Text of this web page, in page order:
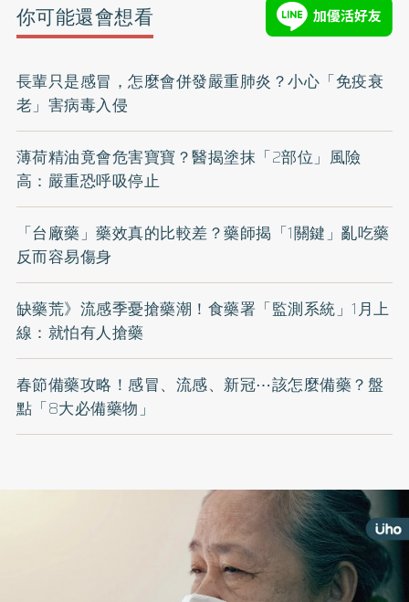
你可能還會想看
長輩只是感冒，怎麼會併發嚴重肺炎？小心「免疫衰
老」害病毒入侵
薄荷精油竟會危害寶寶？醫揭塗抹「2部位」風險
高：嚴重恐呼吸停止
「台廠藥」藥效真的比較差？藥師揭「1關鍵」亂吃藥
反而容易傷身
缺藥荒》流感季憂搶藥潮！食藥署「監測系統」1月上
線：就怕有人搶藥
春節備藥攻略！感冒、流感、新冠⋯該怎麼備藥？盤
點「8大必備藥物」